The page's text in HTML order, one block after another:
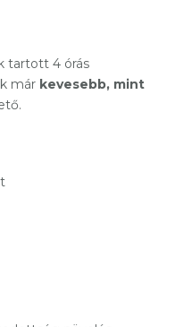
tartott 4 órás
már kevesebb, mint